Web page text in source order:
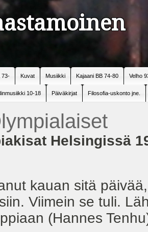
73- Kuvat Musiikki Kajaani BB 74-80 Velho
10-18 Päiväkirjat Filosofia-uskonto jne.
Helsingissä
kauan sitä
Viimein se tuli.
(Hannes